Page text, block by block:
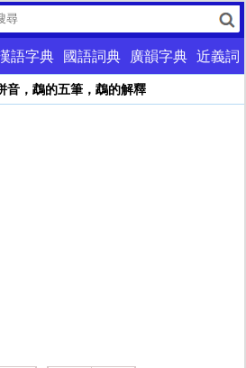
語字典 國語詞典 廣韻字典 近義詞
音，鵡的五筆，鵡的解釋